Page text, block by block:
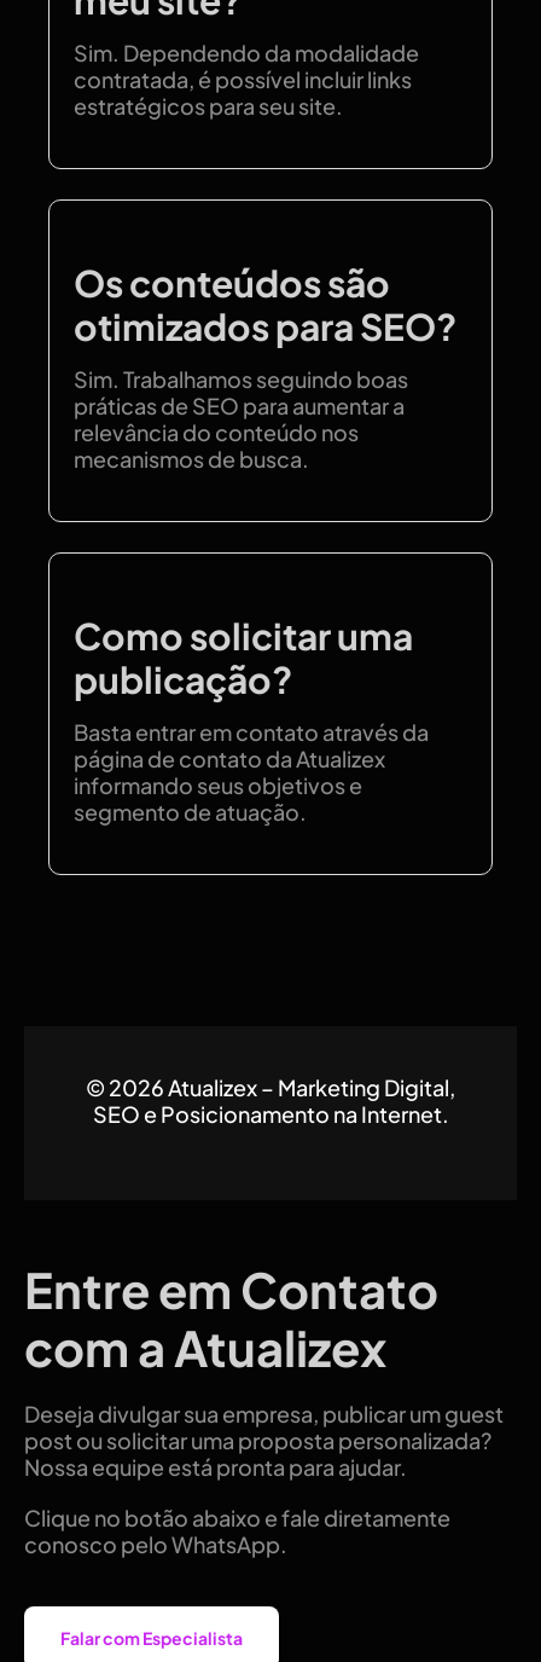
Sim. Dependendo da modalidade
contratada, é possível incluir links
estratégicos para seu site.
Os conteúdos são
otimizados para SEO?
Sim. Trabalhamos seguindo boas
práticas de SEO para aumentar a
relevância do conteúdo nos
mecanismos de busca.
Como solicitar uma
publicação?
Basta entrar em contato através da
página de contato da Atualizex
informando seus objetivos e
segmento de atuação.
© 2026 Atualizex – Marketing Digital,
SEO e Posicionamento na Internet.
Entre em Contato
com a Atualizex
Deseja divulgar sua empresa, publicar um guest
post ou solicitar uma proposta personalizada?
Nossa equipe está pronta para ajudar.
Clique no botão abaixo e fale diretamente
conosco pelo WhatsApp.
Falar com Especialista